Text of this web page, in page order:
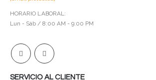
HORARIO LABORAL:
Lun - Sáb / 8:00 AM - 9:00 PM
SERVICIO AL CLIENTE